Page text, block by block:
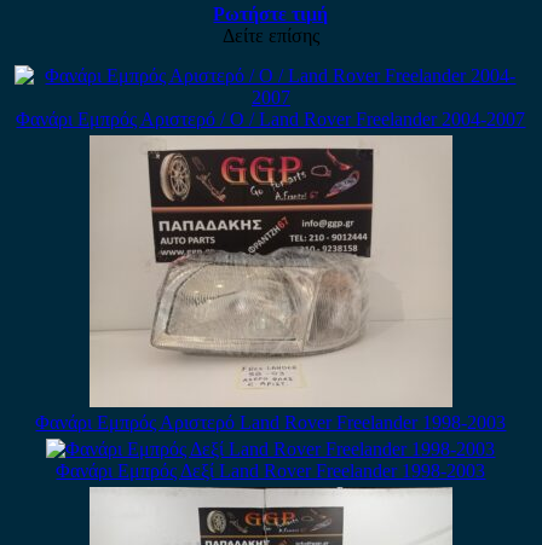
Ρωτήστε τιμή
Δείτε επίσης
Φανάρι Εμπρός Αριστερό / Ο / Land Rover Freelander 2004-2007
Φανάρι Εμπρός Αριστερό Land Rover Freelander 1998-2003
Φανάρι Εμπρός Δεξί Land Rover Freelander 1998-2003